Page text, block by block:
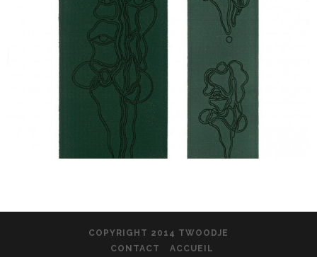
COPYRIGHT 2014 TWOODJE
CONTACT
ACCUEIL